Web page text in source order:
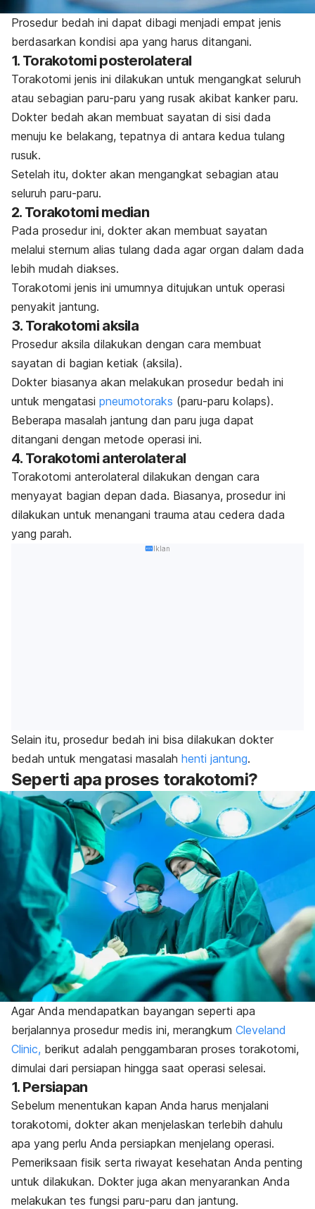
Prosedur bedah ini dapat dibagi menjadi empat jenis
berdasarkan kondisi apa yang harus ditangani.
1. Torakotomi posterolateral
Torakotomi jenis ini dilakukan untuk mengangkat seluruh
atau sebagian paru-paru yang rusak akibat kanker paru.
Dokter bedah akan membuat sayatan di sisi dada
menuju ke belakang, tepatnya di antara kedua tulang
rusuk.
Setelah itu, dokter akan mengangkat sebagian atau
seluruh paru-paru.
2. Torakotomi median
Pada prosedur ini, dokter akan membuat sayatan
melalui sternum alias tulang dada agar organ dalam dada
lebih mudah diakses.
Torakotomi jenis ini umumnya ditujukan untuk operasi
penyakit jantung.
3. Torakotomi aksila
Prosedur aksila dilakukan dengan cara membuat
sayatan di bagian ketiak (aksila).
Dokter biasanya akan melakukan prosedur bedah ini
untuk mengatasi pneumotoraks (paru-paru kolaps).
Beberapa masalah jantung dan paru juga dapat
ditangani dengan metode operasi ini.
4. Torakotomi anterolateral
Torakotomi anterolateral dilakukan dengan cara
menyayat bagian depan dada. Biasanya, prosedur ini
dilakukan untuk menangani trauma atau cedera dada
yang parah.
Iklan
Selain itu, prosedur bedah ini bisa dilakukan dokter
bedah untuk mengatasi masalah henti jantung.
Seperti apa proses torakotomi?
Agar Anda mendapatkan bayangan seperti apa
berjalannya prosedur medis ini, merangkum Cleveland
Clinic, berikut adalah penggambaran proses torakotomi,
dimulai dari persiapan hingga saat operasi selesai.
1. Persiapan
Sebelum menentukan kapan Anda harus menjalani
torakotomi, dokter akan menjelaskan terlebih dahulu
apa yang perlu Anda persiapkan menjelang operasi.
Pemeriksaan fisik serta riwayat kesehatan Anda penting
untuk dilakukan. Dokter juga akan menyarankan Anda
melakukan tes fungsi paru-paru dan jantung.